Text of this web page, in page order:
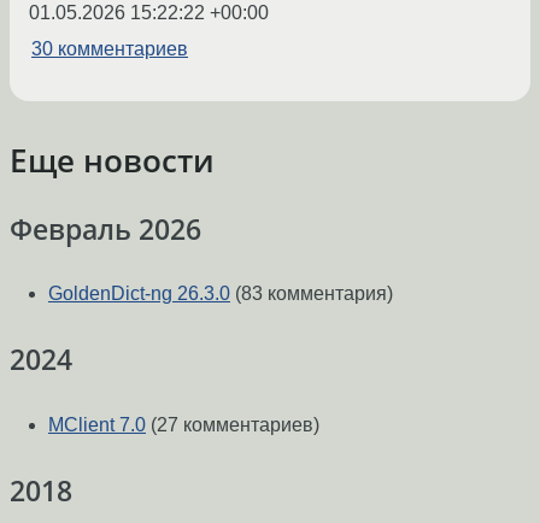
01.05.2026 15:22:22 +00:00
30 комментариев
Еще новости
Февраль 2026
GoldenDict-ng 26.3.0 (83 комментария)
2024
MClient 7.0 (27 комментариев)
2018